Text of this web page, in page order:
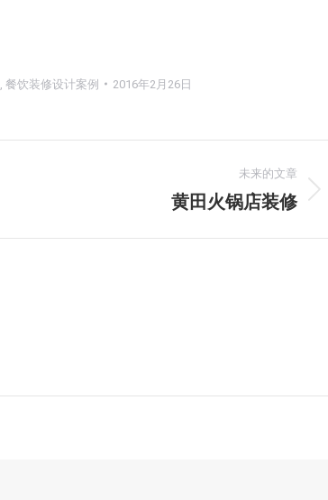
餐饮装修设计案例 2016年2月26日
未来的文章
黄田火锅店装修